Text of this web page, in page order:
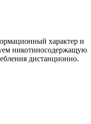
характер и
никотиносодержащую
дистанционно.